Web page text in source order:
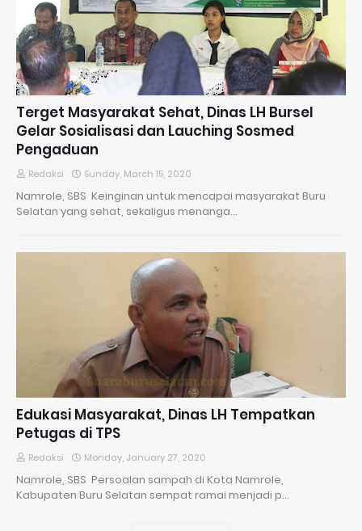
Terget Masyarakat Sehat, Dinas LH Bursel
Gelar Sosialisasi dan Lauching Sosmed
Pengaduan
Redaksi Sunday, March 15, 2020
Namrole, SBS Keinginan untuk mencapai masyarakat Buru
Selatan yang sehat, sekaligus menanga…
Edukasi Masyarakat, Dinas LH Tempatkan
Petugas di TPS
Redaksi Monday, January 27, 2020
Namrole, SBS Persoalan sampah di Kota Namrole,
Kabupaten Buru Selatan sempat ramai menjadi p…